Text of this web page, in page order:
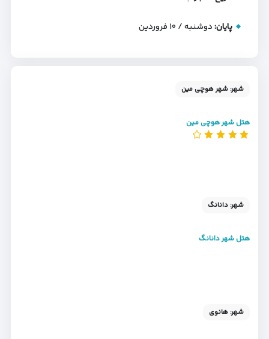
پایان:دوشنبه / ۱۰ فروردین
شهر: شهر هوچی مین
هتل شهر هوچی مین
شهر: دانانگ
هتل شهر دانانگ
شهر: هانوی